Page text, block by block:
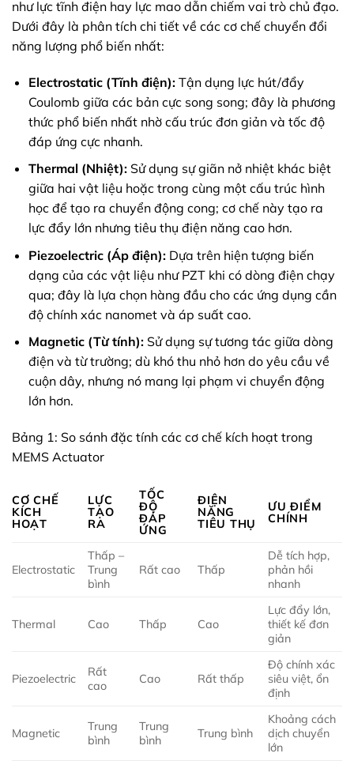
như lực tĩnh điện hay lực mao dẫn chiếm vai trò chủ đạo.
Dưới đây là phân tích chi tiết về các cơ chế chuyển đổi
năng lượng phổ biến nhất:
Electrostatic (Tĩnh điện):Tận dụng lực hút/đẩy
Coulomb giữa các bản cực song song; đây là phương
thức phổ biến nhất nhờ cấu trúc đơn giản và tốc độ
đáp ứng cực nhanh.
Thermal (Nhiệt): Sử dụng sự giãn nở nhiệt khác biệt
giữa hai vật liệu hoặc trong cùng một cấu trúc hình
học để tạo ra chuyển động cong; cơ chế này tạo ra
lực đẩy lớn nhưng tiêu thụ điện năng cao hơn.
Piezoelectric (Áp điện):Dựa trên hiện tượng biến
dạng của các vật liệu như PZT khi có dòng điện chạy
qua; đây là lựa chọn hàng đầu cho các ứng dụng cần
độ chính xác nanomet và áp suất cao.
Magnetic (Từ tính):Sử dụng sự tương tác giữa dòng
điện và từ trường; dù khó thu nhỏ hơn do yêu cầu về
cuộn dây, nhưng nó mang lại phạm vi chuyển động
lớn hơn.
Bảng 1: So sánh đặc tính các cơ chế kích hoạt trong
MEMS Actuator
CƠ CHẾ
KÍCH
HOẠT
LỰC
TẠO
RA
TỐC
ĐỘ
ĐÁP
ỨNG
ĐIỆN
NĂNG
TIÊU THỤ
ƯU ĐIỂM
CHÍNH
Electrostatic
Thấp –
Trung
bình
Rất cao Thấp
Dễ tích hợp,
phản hồi
nhanh
Thermal Cao Thấp Cao
Lực đẩy lớn,
thiết kế đơn
giản
Piezoelectric
Rất
cao
Cao Rất thấp
Độ chính xác
siêu việt, ổn
định
Magnetic
Trung
bình
Trung
bình
Trung bình
Khoảng cách
dịch chuyển
lớn